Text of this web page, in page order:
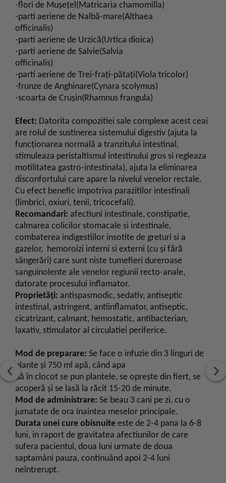
-flori de Muşeţel(Matricaria chamomilla)
-parti aeriene de Nalbă-mare(Althaea
officinalis)
-parti aeriene de Urzică(Urtica dioica)
-parti aeriene de Salvie(Salvia
officinalis)
-parti aeriene de Trei-fraţi-pătaţi(Viola tricolor)
-frunze de Anghinare(Cynara scolymus)
-scoarta de Cruşin(Rhamnus frangula)
Efect: Datorita compozitiei sale complexe acest ceai
are rolul de sustinerea sistemului digestiv (ajuta la
funcționarea normală a tranzitului intestinal,
stimuleaza peristaltismul intestinului gros si regleaza
motilitatea gastro-intestinala), ajuta la eliminarea
disconfortului care apare la nivelul venelor rectale.
Cu efect benefic impotriva parazitilor intestinali
(limbrici, oxiuri, tenii, tricocefali).
Recomandari: afectiuni intestinale, constipatie,
calmarea colicilor stomacale si intestinale,
combaterea indigestiilor insotite de greturi si a
gazelor, hemoroizi interni si externi (cu şi fără
sângerări) care sunt niste tumefieri dureroase
sanguinolente ale venelor regiunii recto-anale,
datorate procesului inflamator.
Proprietăți: antispasmodic, sedativ, antiseptic
intestinal, astringent, antiinflamator, antiseptic,
cicatrizant, calmant, hemostatic, antibacterian,
laxativ, stimulator al circulatiei periferice.
Mod de preparare: Se face o infuzie din 3 linguri de
plante şi 750 ml apă, când apa
dă în clocot se pun plantele, se opreşte din fiert, se
acoperă şi se lasă la răcit 15-20 de minute.
Mod de administrare: Se beau 3 cani pe zi, cu o
jumatate de ora inaintea meselor principale.
Durata unei cure obisnuite este de 2-4 pana la 6-8
luni, in raport de gravitatea afectiunilor de care
sufera pacientul, doua luni urmate de doua
saptamâni pauza, continuând apoi 2-4 luni
neîntrerupt.